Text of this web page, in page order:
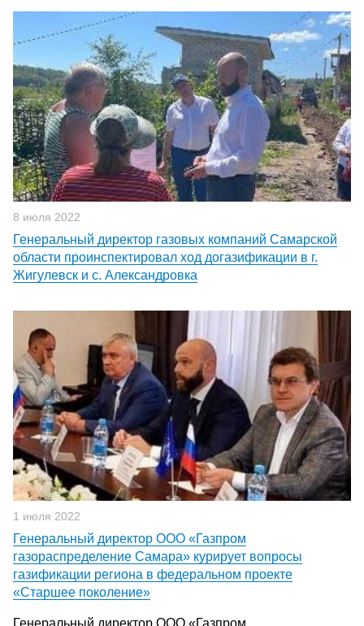
8 июля 2022
Генеральный директор газовых компаний Самарской
области проинспектировал ход догазификации в г.
Жигулевск и с. Александровка
1 июля 2022
Генеральный директор ООО «Газпром
газораспределение Самара» курирует вопросы
газификации региона в федеральном проекте
«Старшее поколение»
Генеральный директор ООО «Газпром